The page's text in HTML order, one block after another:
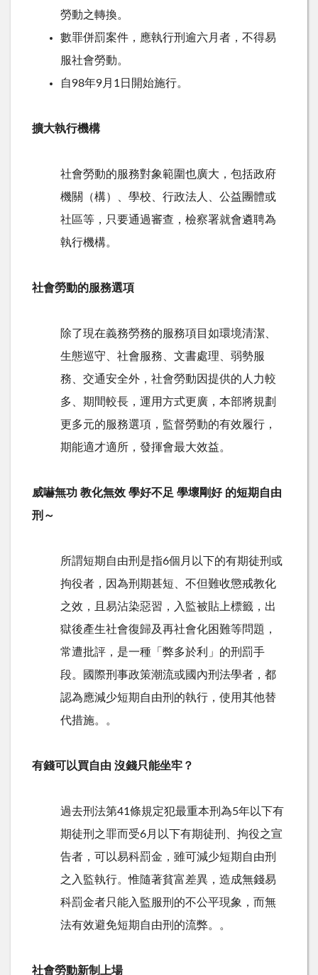
勞動之轉換。
數罪併罰案件，應執行刑逾六月者，不得易
服社會勞動。
自98年9月1日開始施行。
擴大執行機構
社會勞動的服務對象範圍也廣大，包括政府
機關（構）、學校、行政法人、公益團體或
社區等，只要通過審查，檢察署就會遴聘為
執行機構。
社會勞動的服務選項
除了現在義務勞務的服務項目如環境清潔、
生態巡守、社會服務、文書處理、弱勢服
務、交通安全外，社會勞動因提供的人力較
多、期間較長，運用方式更廣，本部將規劃
更多元的服務選項，監督勞動的有效履行，
期能適才適所，發揮會最大效益。
威嚇無功 教化無效 學好不足 學壞剛好 的短期自由
刑～
所謂短期自由刑是指6個月以下的有期徒刑或
拘役者，因為刑期甚短、不但難收懲戒教化
之效，且易沾染惡習，入監被貼上標籤，出
獄後產生社會復歸及再社會化困難等問題，
常遭批評，是一種「弊多於利」的刑罰手
段。國際刑事政策潮流或國內刑法學者，都
認為應減少短期自由刑的執行，使用其他替
代措施。。
有錢可以買自由 沒錢只能坐牢？
過去刑法第41條規定犯最重本刑為5年以下有
期徒刑之罪而受6月以下有期徒刑、拘役之宣
告者，可以易科罰金，雖可減少短期自由刑
之入監執行。惟隨著貧富差異，造成無錢易
科罰金者只能入監服刑的不公平現象，而無
法有效避免短期自由刑的流弊。。
社會勞動新制上場